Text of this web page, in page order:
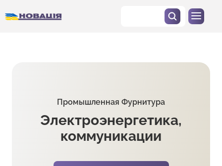
Промышленная Фурнитура
Электроэнергетика,
коммуникации